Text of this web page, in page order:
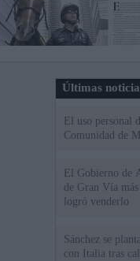
Últimas
El uso personal
Comunidad de
El Gobierno de
de Gran Vía
logró venderlo
Sánchez se
con Italia tras